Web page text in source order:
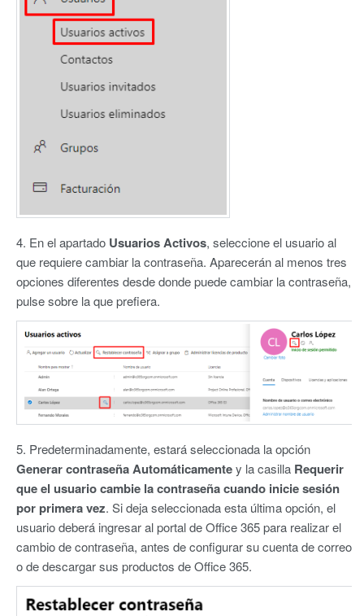
4. En el apartado Usuarios Activos, seleccione el usuario al
que requiere cambiar la contraseña. Aparecerán al menos tres
opciones diferentes desde donde puede cambiar la contraseña,
pulse sobre la que prefiera.
5. Predeterminadamente, estará seleccionada la opción
Generar contraseña Automáticamentey la casilla Requerir
que el usuario cambie la contraseña cuando inicie sesión
por primera vez. Si deja seleccionada esta última opción, el
usuario deberá ingresar al portal de Office 365 para realizar el
cambio de contraseña, antes de configurar su cuenta de correo
o de descargar sus productos de Office 365.